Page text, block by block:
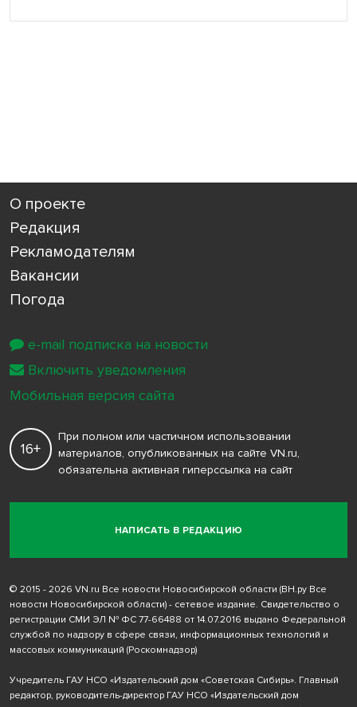
О проекте
Редакция
Рекламодателям
Вакансии
Погода
НАПИСАТЬ В РЕДАКЦИЮ
16+
При полном или частичном использовании
материалов, опубликованных на сайте VN.ru,
обязательна активная гиперссылка на сайт
© 2015 - 2026 VN.ru Все новости Новосибирской области (ВН.ру Все
новости Новосибирской области) - сетевое издание. Свидетельство о
регистрации СМИ ЭЛ № ФС 77-66488 от 14.07.2016 выдано Федеральной
службой по надзору в сфере связи, информационных технологий и
массовых коммуникаций (Роскомнадзор)
Учредитель ГАУ НСО «Издательский дом «Советская Сибирь». Главный
редактор, руководитель-директор ГАУ НСО «Издательский дом
e-mail подписка на новости
Включить уведомления
Мобильная версия сайта